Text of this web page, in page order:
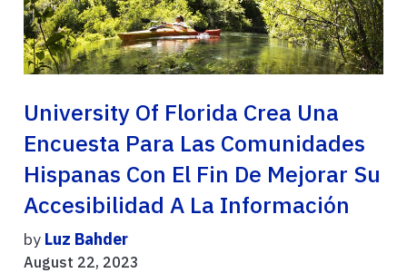
University Of Florida Crea Una
Encuesta Para Las Comunidades
Hispanas Con El Fin De Mejorar Su
Accesibilidad A La Información
by Luz Bahder
August 22, 2023